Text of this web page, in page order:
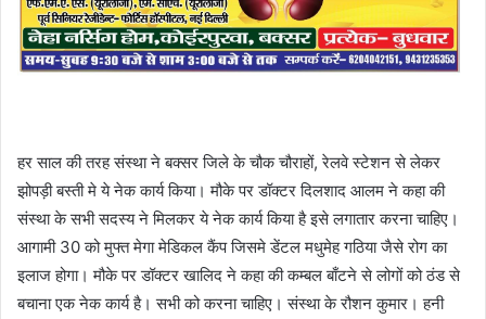
हर साल की तरह संस्था ने बक्सर जिले के चौक चौराहों, रेलवे स्टेशन से लेकर
झोपड़ी बस्ती मे ये नेक कार्य किया। मौके पर डॉक्टर दिलशाद आलम ने कहा की
संस्था के सभी सदस्य ने मिलकर ये नेक कार्य किया है इसे लगातार करना चाहिए।
आगामी 30 को मुफ्त मेगा मेडिकल कैंप जिसमे डेंटल मधुमेह गठिया जैसे रोग का
इलाज होगा। मौके पर डॉक्टर खालिद ने कहा की कम्बल बाँटने से लोगों को ठंड से
बचाना एक नेक कार्य है। सभी को करना चाहिए। संस्था के रौशन कुमार। हनी